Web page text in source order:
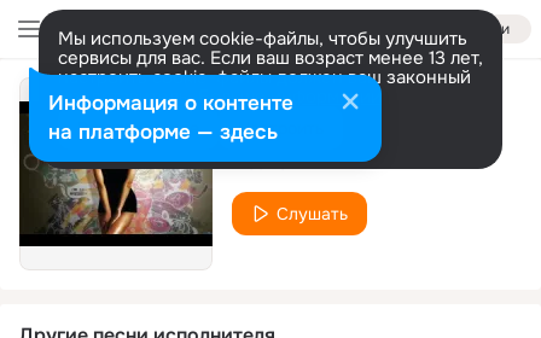
Войти
Мы используем cookie-файлы, чтобы улучшить
сервисы для вас. Если ваш возраст менее 13 лет,
настроить cookie-файлы должен ваш законный
представитель. Больше информации
Разрешить все Настроить
haus
Electro
Слушать
Информация о контенте
на платформе — здесь